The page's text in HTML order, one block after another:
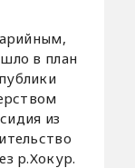
в план
из
р.Хокур.